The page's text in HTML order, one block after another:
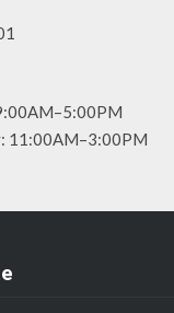
11:00AM–3:00PM